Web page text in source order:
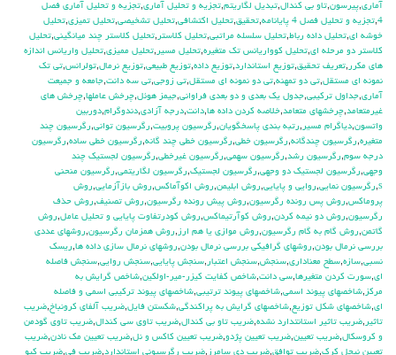
آماري,پيرسون,تاو بي کندال,تبديل لگاريتم,تجزيه و تحليل آماري,تجزيه و تحليل آماري فصل
4
,تجزيه و تحليل فصل 4 پايانامه ,تحقيق,تحليل اكتشافي,تحليل تشخيصي,تحليل تميزي,تحليل
خوشه اي,تحليل داده رباط,تحليل سلسله مراتبي,تحليل كلاستر ,تحليل كلاستر چند ميانگيني,تحليل
كلاستر دو مرحله اي,تحليل كوواريانس تك متغيره,تحليل مسير ,تحليل مميزي,تحليل واريانس اندازه
هاي مكرر ,تعريف تحقيق,توزيع استاندارد,توزيع داده,توزيع طبيعي,توزيع نرمال,تولرانس,تي تک
نمونه اي مستقل,تي دو تمهنه,تي دو نمونه اي مستقل,تي زوجي,تي سه دانت,جامعه و جميعت
آماري,جداول تركيبي,جدول يك بعدي و دو بعدي فراواني,جيمز هوئل,چرخش عاملها,چرخش هاي
غيرمتعامد,چرخشهاي متعامد,خلاصه كردن داده ها,دانت,درجه آزادي,دندوگرام,دوربين
واتسون,دياگرام مسير ,رتبه بندي پاسخگويان,رگرسيون پروبيت,رگرسيون تواني,رگرسيون چند
متغيره,رگرسيون چندگانه,رگرسيون خطي,رگرسيون خطي چند گانه,رگرسيون خطي ساده,رگرسيون
درجه سوم,رگرسيون رشد,رگرسيون سهمي,رگرسيون غيرخطي,رگرسيون لجستيك چند
وجهي,رگرسيون لجستيك دو وجهي,رگرسيون لجستيک,رگرسيون لگاريتمي,رگرسيون منحني
s
,رگرسيون نمايي,روايي و پايايي,روش ابليمن,روش اكوآماكس,روش بازآزمايي,روش
پروماكس,روش پس رونده رگرسيون,روش پيش رونده رگرسيون,روش تصنيف,روش حذف
رگرسيون,روش دو نيمه كردن,روش كوآرتيماكس,روش كودرتفاوت پايايي و تحليل عامل,روش
گاتمن,روش گام به گام رگرسيون,روش موازي يا هم ارز ,روش همزمان رگرسيون,روشهاي عددي
بررسي نرمال بودن,روشهاي گرافيكي بررسي نرمال بودن,روشهاي نرمال سازي داده ها,ريسك
نسبي,سازه,سطح معناداري,سنجش,سنجش اعتبار ,سنجش پايايي,سنجش روايي,سنجش فاصله
اي,سورت كردن متغيرها,سي دانت,شاخص كفايت كيزر-مير-اولكين,شاخص گرايش به
مركز ,شاخصهاي پيوند اسمي,شاخصهاي پيوند ترتيبي,شاخصهاي پيوند تركيبي اسمي و فاصله
اي,شاخصهاي شكل توزيع,شاخصهاي گرايش به پراكندگي,شكستن فايل,ضريب آلفاي کرونباخ,ضريب
تاثير ,ضريب تاثير استانتدارد نشده,ضريب تاو بي كندال,ضريب تاوي سي كندال,ضريب تاوي گودمن
و كروسكال,ضريب تعيين,ضريب تعيين پژدو,ضريب تعيين كاكس و نل,ضريب تعيين مك نادن,ضريب
تعيين نيجل كرك,ضريب توافق,ضريب دي سامرز ,ضريب رگرسيوني استاندارد,ضريب في,ضريب كيو